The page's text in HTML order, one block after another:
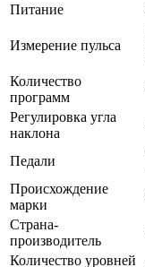
Питание
Измерение пульса
Количество
программ
Регулировка угла
наклона
Педали
Происхождение
марки
Страна-
производитель
Количество уровней